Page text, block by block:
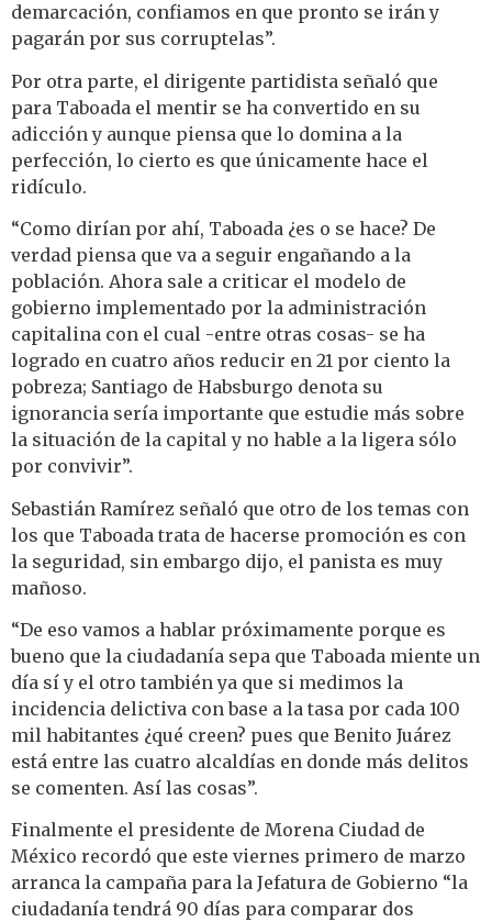
demarcación, confiamos en que pronto se irán y
pagarán por sus corruptelas”.
Por otra parte, el dirigente partidista señaló que
para Taboada el mentir se ha convertido en su
adicción y aunque piensa que lo domina a la
perfección, lo cierto es que únicamente hace el
ridículo.
“Como dirían por ahí, Taboada ¿es o se hace? De
verdad piensa que va a seguir engañando a la
población. Ahora sale a criticar el modelo de
gobierno implementado por la administración
capitalina con el cual -entre otras cosas- se ha
logrado en cuatro años reducir en 21 por ciento la
pobreza; Santiago de Habsburgo denota su
ignorancia sería importante que estudie más sobre
la situación de la capital y no hable a la ligera sólo
por convivir”.
Sebastián Ramírez señaló que otro de los temas con
los que Taboada trata de hacerse promoción es con
la seguridad, sin embargo dijo, el panista es muy
mañoso.
“De eso vamos a hablar próximamente porque es
bueno que la ciudadanía sepa que Taboada miente un
día sí y el otro también ya que si medimos la
incidencia delictiva con base a la tasa por cada 100
mil habitantes ¿qué creen? pues que Benito Juárez
está entre las cuatro alcaldías en donde más delitos
se comenten. Así las cosas”.
Finalmente el presidente de Morena Ciudad de
México recordó que este viernes primero de marzo
arranca la campaña para la Jefatura de Gobierno “la
ciudadanía tendrá 90 días para comparar dos